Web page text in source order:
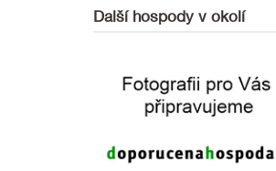
Další hospody v okolí